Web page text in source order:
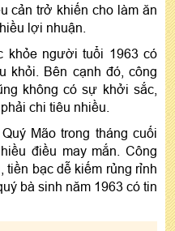
cản trở khiến cho làm ăn
lợi nhuận.
khỏe người tuổi 1963 có
khỏi. Bên cạnh đó, công
không có sự khởi sắc,
chi tiêu nhiều.
Mão trong tháng cuối
điều may mắn. Công
bạc dễ kiếm rủng rỉnh
bà sinh năm 1963 có tin